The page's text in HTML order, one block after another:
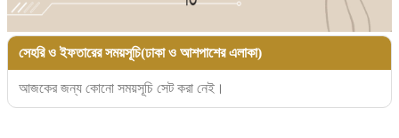
সেহরি ও ইফতারের সময়সূচি(ঢাকা ও আশপাশের এলাকা)
আজকের জন্য কোনো সময়সূচি সেট করা নেই।